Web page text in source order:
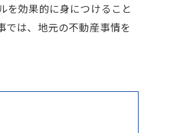
を効果的に身につけること
では、地元の不動産事情を